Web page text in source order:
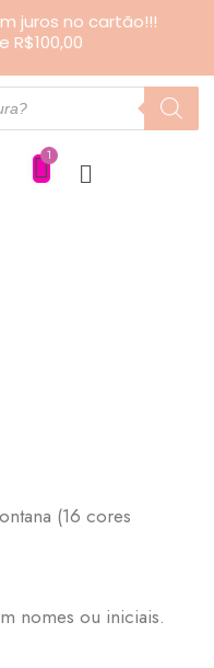
juros no cartão!!!
R$100,00
(16 cores
nomes ou iniciais.